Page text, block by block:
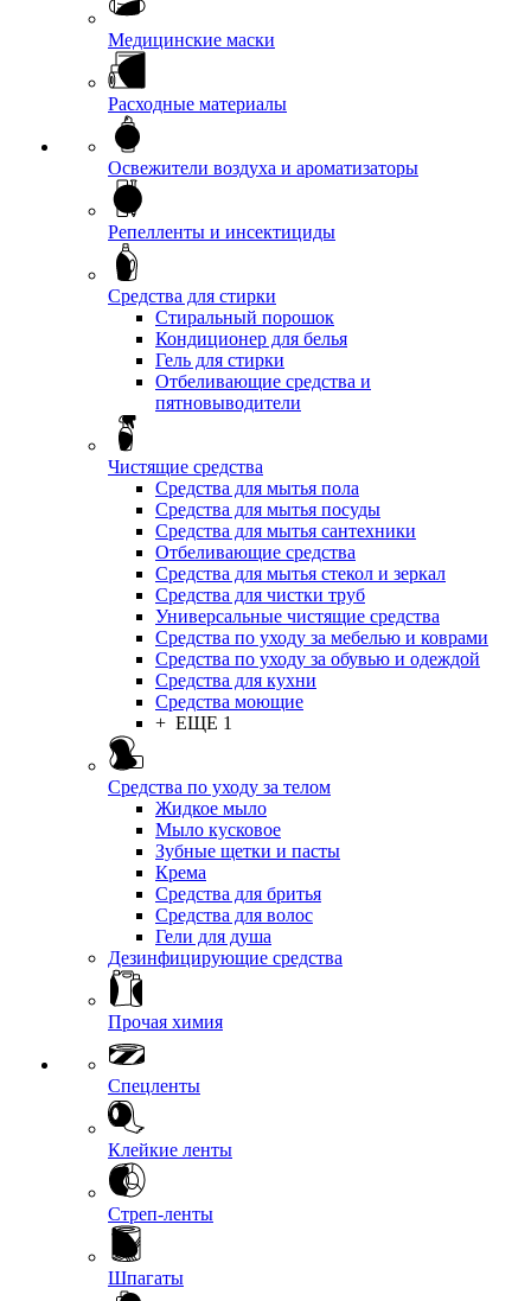
Медицинские маски
Расходные материалы
Освежители воздуха и ароматизаторы
Репелленты и инсектициды
Средства для стирки
Стиральный порошок
Кондиционер для белья
Гель для стирки
Отбеливающие средства и
пятновыводители
Чистящие средства
Средства для мытья пола
Средства для мытья посуды
Средства для мытья сантехники
Отбеливающие средства
Средства для мытья стекол и зеркал
Средства для чистки труб
Универсальные чистящие средства
Средства по уходу за мебелью и коврами
Средства по уходу за обувью и одеждой
Средства для кухни
Средства моющие
+ ЕЩЕ 1
Средства по уходу за телом
Жидкое мыло
Мыло кусковое
Зубные щетки и пасты
Крема
Средства для бритья
Средства для волос
Гели для душа
Дезинфицирующие средства
Прочая химия
Спецленты
Клейкие ленты
Стреп-ленты
Шпагаты